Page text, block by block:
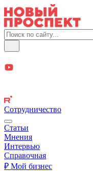
Сотрудничество
Статьи
Мнения
Интервью
Справочная
₽ Мой бизнес